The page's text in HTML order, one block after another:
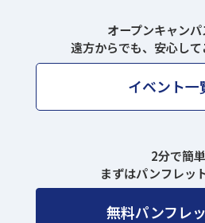
オープンキャン
遠方からでも、安心し
イベント一
2分で簡単
まずはパンフレッ
無料パンフレ